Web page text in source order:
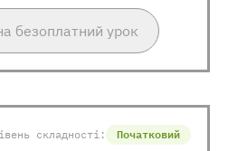
безоплатний урок
складності: Початковий